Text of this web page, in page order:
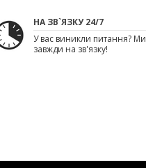
НА ЗВ`ЯЗКУ 24/7
У вас виникли питання? Ми
завжди на зв'язку!